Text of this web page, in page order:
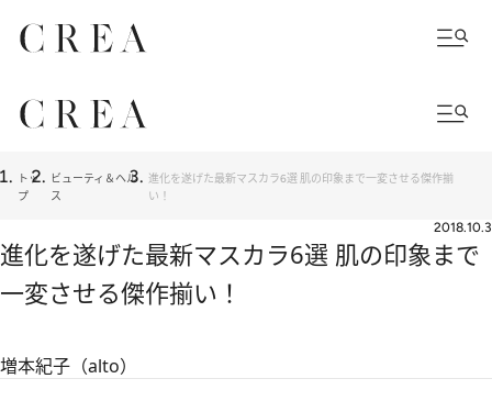
トッ
プ
ビューティ＆ヘル
ス
進化を遂げた最新マスカラ6選 肌の印象まで一変させる傑作揃
い！
2018.10.3
進化を遂げた最新マスカラ6選 肌の印象まで
一変させる傑作揃い！
増本紀子（alto）